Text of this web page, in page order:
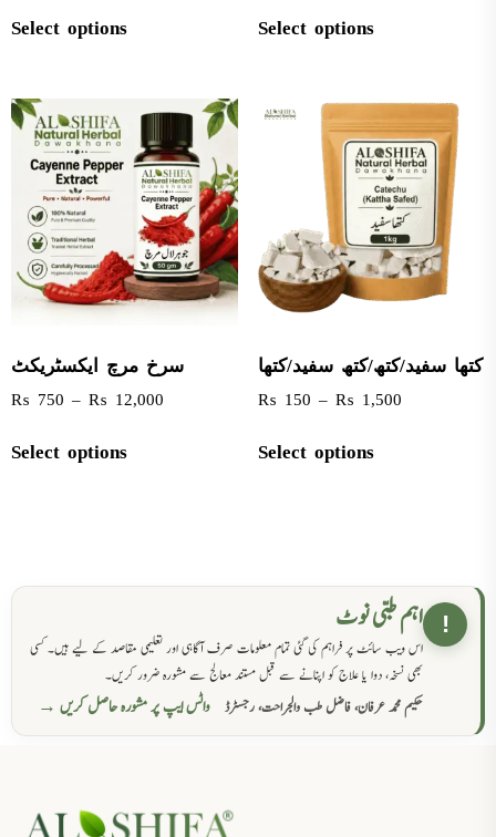
Select options Select options
سرخ مرچ ایکسٹریکٹ
₨ 750 – ₨ 12,000
Select options
کتھا سفید/کتھ/کتھ سفید/کتھا
₨ 150 – ₨ 1,500
Select options
! اہم طبی نوٹ
اس ویب سائٹ پر فراہم کی گئی تمام معلومات صرف آگاہی اور تعلیمی مقاصد کے لیے ہیں۔ کسی
بھی نسخہ، دوا یا علاج کو اپنانے سے قبل مستند معالج سے مشورہ ضرور کریں۔
حکیم محمد عرفان، فاضل طب والجراحت، رجسٹرڈ
واٹس ایپ پر مشورہ حاصل کریں →